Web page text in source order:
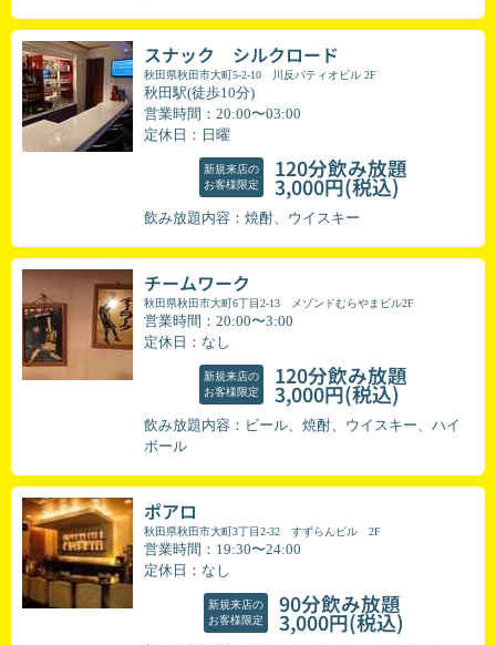
スナック シルクロード
秋田県秋田市大町5-2-10 川反パティオビル 2F
秋田駅(徒歩10分)
営業時間：20:00〜03:00
定休日：日曜
新規来店の
お客様限定
120分飲み放題
3,000円(税込)
飲み放題内容：焼酎、ウイスキー
チームワーク
秋田県秋田市大町6丁目2-13 メゾンドむらやまビル2F
営業時間：20:00〜3:00
定休日：なし
新規来店の
お客様限定
120分飲み放題
3,000円(税込)
飲み放題内容：ビール、焼酎、ウイスキー、ハイ
ボール
ポアロ
秋田県秋田市大町3丁目2-32 すずらんビル 2F
営業時間：19:30〜24:00
定休日：なし
新規来店の
お客様限定
90分飲み放題
3,000円(税込)